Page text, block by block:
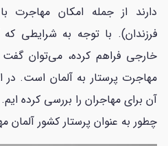
دارند از جمله امکان مهاجرت
فرزندان). با توجه به شرایطی که
خارجی فراهم کرده، می‌توان
مهاجرت پرستار به آلمان است.
آن برای مهاجران را بررسی کرده
چطور به عنوان پرستار کشور آلمان